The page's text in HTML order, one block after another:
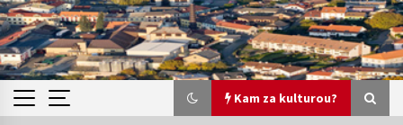
Kam za kulturou?